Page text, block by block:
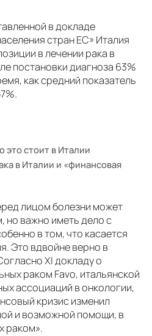
в докладе
стран ЕС» Италия
в лечении рака в
постановки диагноза 63%
как средний показатель
это стоит в Италии
в Италии и «финансовая
лицом болезни может
но важно иметь дело с
в том, что касается
Это вдвойне верно в
XI докладу о
раком Favo, итальянской
ассоциаций в онкологии,
кризис изменил
и возможной помощи, в
раком».